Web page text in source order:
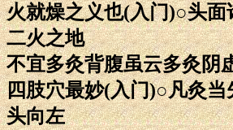
火就燥之义也(入门)○头面
二火之地
不宜多灸背腹虽云多灸阴
四肢穴最妙(入门)○凡灸当
头向左